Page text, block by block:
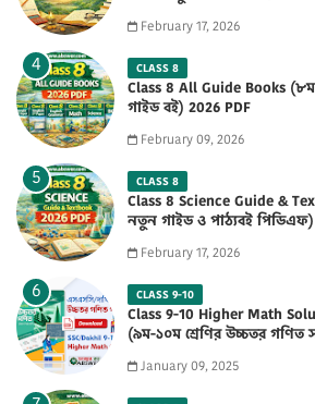
February 17, 2026
CLASS 8
Class 8 All Guide Books (৮ম
গাইড বই) 2026 PDF
February 09, 2026
CLASS 8
Class 8 Science Guide &
নতুন গাইড ও পাঠ্যবই
February 17, 2026
CLASS 9-10
Class 9-10 Higher Math
(৯ম-১০ম শ্রেণির উচ্চতর গণিত
January 09, 2025